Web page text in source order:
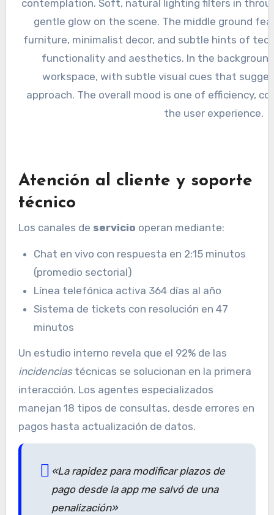
Atención al cliente y soporte
técnico
Los canales de servicio operan mediante:
Chat en vivo con respuesta en 2:15 minutos
(promedio sectorial)
Línea telefónica activa 364 días al año
Sistema de tickets con resolución en 47
minutos
Un estudio interno revela que el 92% de las
incidenciastécnicas se solucionan en la primera
interacción. Los agentes especializados
manejan 18 tipos de consultas, desde errores en
pagos hasta actualización de datos.
«La rapidez para modificar plazos de
pago desde la app me salvó de una
penalización»